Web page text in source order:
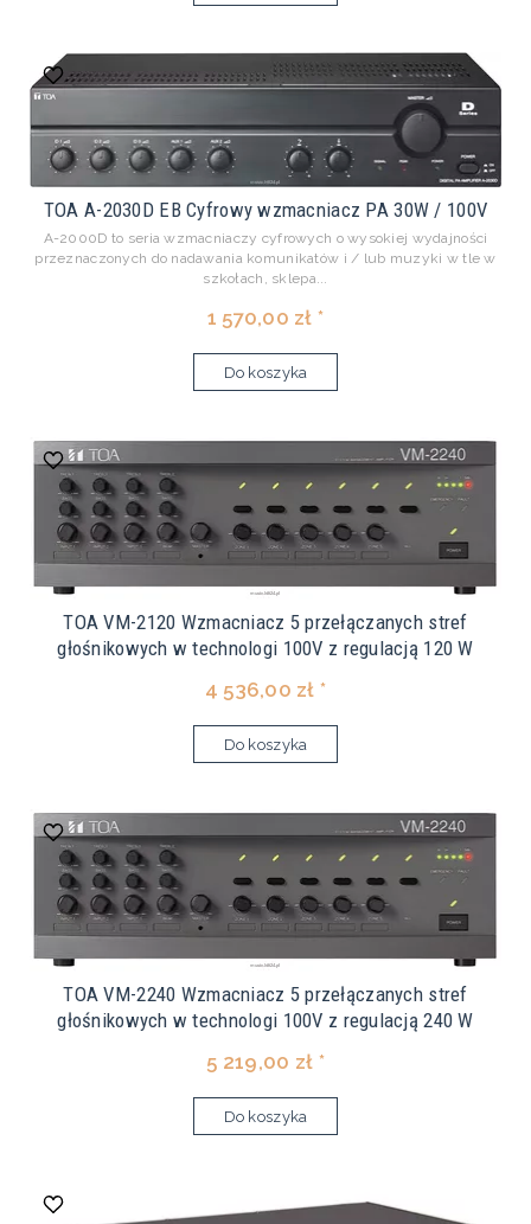
TOA A-2030D EB Cyfrowy wzmacniacz PA 30W / 100V
A-2000D to seria wzmacniaczy cyfrowych o wysokiej wydajności
przeznaczonych do nadawania komunikatów i / lub muzyki w tle w
szkołach, sklepa...
1 570,00 zł *
Do koszyka
TOA VM-2120 Wzmacniacz 5 przełączanych stref
głośnikowych w technologi 100V z regulacją 120 W
4 536,00 zł *
Do koszyka
TOA VM-2240 Wzmacniacz 5 przełączanych stref
głośnikowych w technologi 100V z regulacją 240 W
5 219,00 zł *
Do koszyka